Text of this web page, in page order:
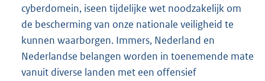
cyberdomein, iseen tijdelijke wet noodzakelijk om
de bescherming van onze nationale veiligheid te
kunnen waarborgen. Immers, Nederland en
Nederlandse belangen worden in toenemende mate
vanuit diverse landen met een offensief